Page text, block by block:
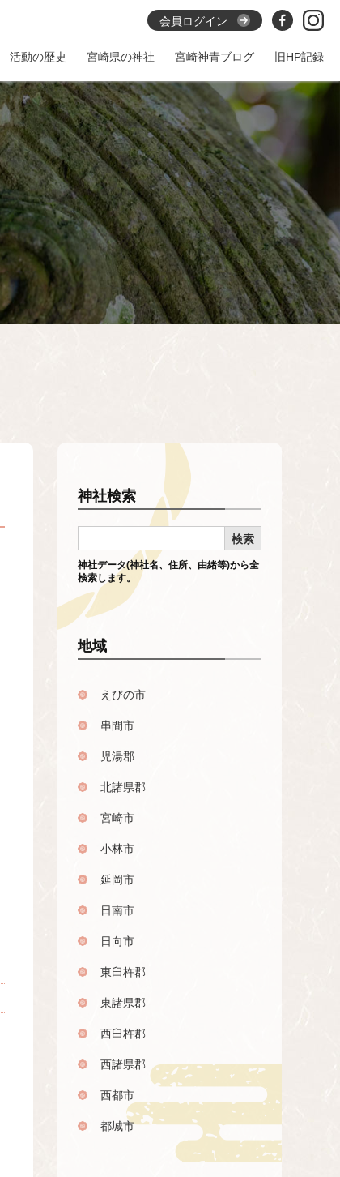
会員ログイン
活動の歴史 宮崎県の神社 宮崎神青ブログ 旧HP記録
神社検索
神社データ(神社名、住所、由緒等)から全
検索します。
地域
えびの市
串間市
児湯郡
北諸県郡
宮崎市
小林市
延岡市
日南市
日向市
東臼杵郡
東諸県郡
西臼杵郡
西諸県郡
西都市
都城市